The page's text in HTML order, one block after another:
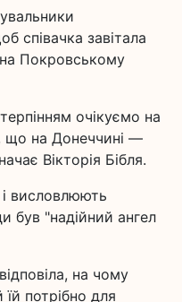
співачка завітала
Покровському
очікуємо на
що на Донеччині —
Вікторія Бібля.
і висловлюють
був "надійний ангел
на чому
потрібно для